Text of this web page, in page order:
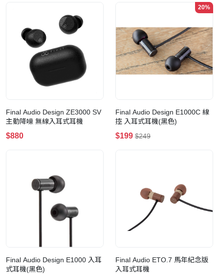
Final Audio Design ZE3000 SV
主動降噪 無線入耳式耳機
$880
20%
Final Audio Design E1000C 線
控 入耳式耳機(黑色)
$199 $249
Final Audio Design E1000 入耳
式耳機(黑色)
Final Audio ETO.7 馬年紀念版
入耳式耳機